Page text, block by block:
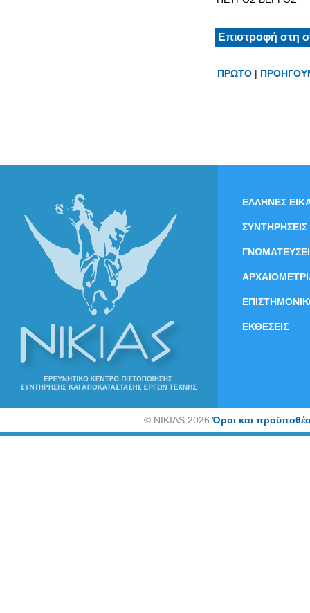
Επιστροφή στη
ΠΡΩΤΟ |
ΕΛΛΗΝΕΣ
ΣΥΝΤΗΡΗΣΕΙΣ
ΕΚΘΕΣΕΙΣ
©NIKIAS 2026Όροι και